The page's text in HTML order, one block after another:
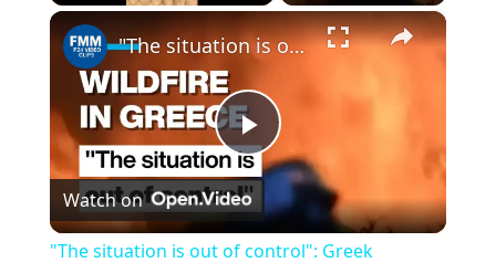
×
Play
Video
"The situation is out of control": Greek firefighters battle wildfire for fourth day
Watch on
"The situation is out of control": Greek